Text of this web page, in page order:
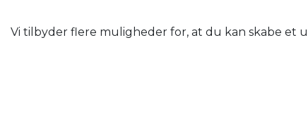
Vi tilbyder flere muligheder for, at du kan skabe et